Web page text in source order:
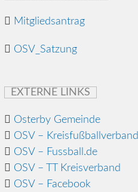
Mitgliedsantrag
OSV_Satzung
EXTERNE LINKS
Osterby Gemeinde
OSV – Kreisfußballverband
OSV – Fussball.de
OSV – TT Kreisverband
OSV – Facebook